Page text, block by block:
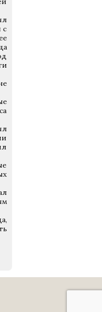
с